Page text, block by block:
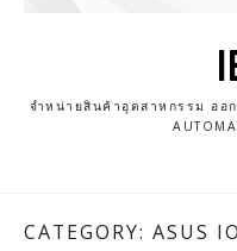
จำหน่ายสินค้าอุตสาหกรรม ออ
CATEGORY: ASUS